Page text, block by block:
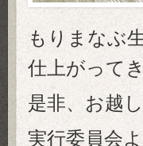
もりまなぶ
仕上がって
是非、お越
実行委員会よ